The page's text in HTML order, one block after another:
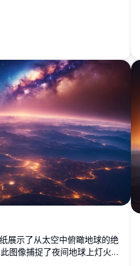
展示了从太空中俯瞰地球的绝
图像捕捉了夜间地球上灯火辉